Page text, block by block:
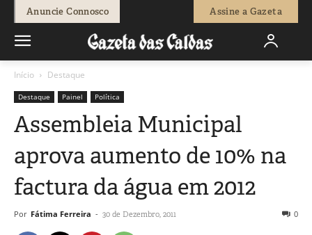
Anuncie Connosco Assine a Gazeta
Início Destaque
Destaque Painel Política
Assembleia Municipal
aprova aumento de 10% na
factura da água em 2012
Por Fátima Ferreira - 30 de Dezembro, 2011 0